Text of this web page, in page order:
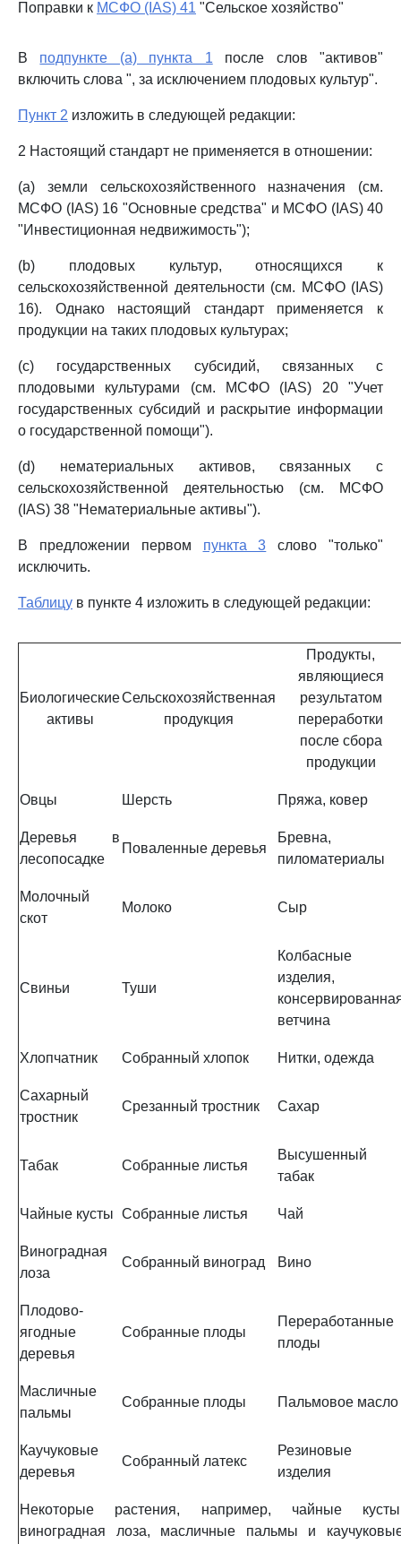
Поправки к МСФО (IAS) 41 "Сельское хозяйство"
В подпункте (a) пункта 1 после слов "активов"
включить слова ", за исключением плодовых культур".
Пункт 2 изложить в следующей редакции:
2 Настоящий стандарт не применяется в отношении:
(a) земли сельскохозяйственного назначения (см.
МСФО (IAS) 16 "Основные средства" и МСФО (IAS) 40
"Инвестиционная недвижимость");
(b) плодовых культур, относящихся к
сельскохозяйственной деятельности (см. МСФО (IAS)
16). Однако настоящий стандарт применяется к
продукции на таких плодовых культурах;
(c) государственных субсидий, связанных с
плодовыми культурами (см. МСФО (IAS) 20 "Учет
государственных субсидий и раскрытие информации
о государственной помощи").
(d) нематериальных активов, связанных с
сельскохозяйственной деятельностью (см. МСФО
(IAS) 38 "Нематериальные активы").
В предложении первом пункта 3 слово "только"
исключить.
Таблицу в пункте 4 изложить в следующей редакции:
Биологические
активы
Сельскохозяйственная
продукция
Продукты,
являющиеся
результатом
переработки
после сбора
продукции
Овцы Шерсть Пряжа, ковер
Деревья в
лесопосадке
Поваленные деревья
Бревна,
пиломатериалы
Молочный
скот
Молоко Сыр
Свиньи Туши
Колбасные
изделия,
ветчина
Хлопчатник Собранный хлопок Нитки, одежда
Сахарный
тростник
Срезанный тростник Сахар
Табак Собранные листья
Высушенный
табак
Чайные кусты Собранные листья Чай
Виноградная
лоза
Собранный виноград Вино
Плодово-
ягодные
деревья
Собранные плоды
Переработанные
плоды
Масличные
пальмы
Собранные плоды Пальмовое масло
Каучуковые
деревья
Собранный латекс
Резиновые
изделия
Некоторые растения, например, чайные
виноградная лоза, масличные пальмы и